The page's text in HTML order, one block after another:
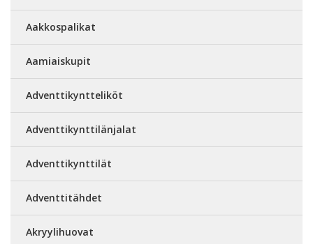
Aakkospalikat
Aamiaiskupit
Adventtikyntteliköt
Adventtikynttilänjalat
Adventtikynttilät
Adventtitähdet
Akryylihuovat